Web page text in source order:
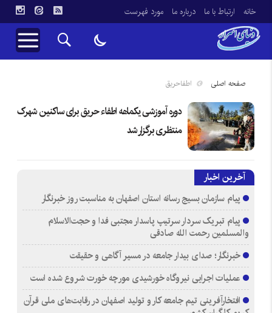
خانه ارتباط با ما درباره ما مورد فهرست
صفحه اصلی اطفاحریق
دوره آموزشی یکماهه اطفاء حریق برای ساکنین شهرک
منتظری برگزار شد
آخرین اخبار
پیام سازمان بسیج رسانه استان اصفهان به مناسبت روز خبرنگار
پیام تبریک سردار سرتیپ پاسدار مجتبی فدا و حجت‌الاسلام
والمسلمین رحمت الله صادقی
خبرنگار؛ صدای بیدار جامعه در مسیر آگاهی و حقیقت
عملیات اجرایی نیروگاه خورشیدی مورچه خورت شروع شده است
افتخارآفرینی تیم جامعه کار و تولید اصفهان در رقابت‌های ملی قرآن